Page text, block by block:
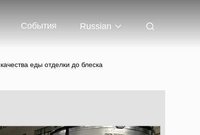
События Russian
еды отделки до блеска